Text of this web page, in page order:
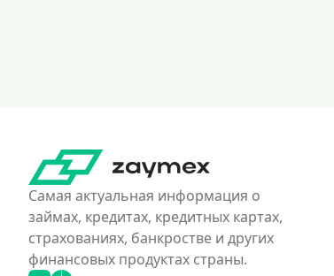
Самая актуальная информация о
займах, кредитах, кредитных картах,
страхованиях, банкростве и других
финансовых продуктах страны.